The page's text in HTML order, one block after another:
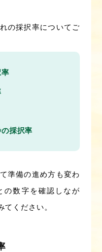
の採択率についてご
採択率
準備の進め方も変わ
の数字を確認しなが
てください。